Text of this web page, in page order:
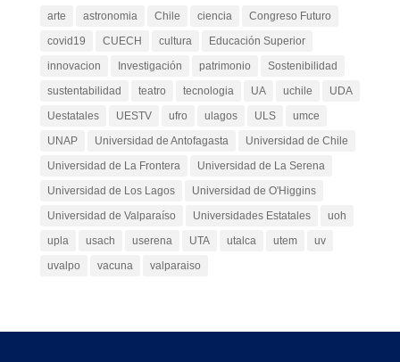
arte astronomia Chile ciencia
Congreso Futuro
covid19
CUECH cultura
Educación Superior
innovacion
Investigación patrimonio
Sostenibilidad
sustentabilidad
teatro tecnologia UA uchile
UDA
Uestatales
UESTV ufro ulagos ULS
umce
UNAP
Universidad de Antofagasta
Universidad de Chile
Universidad de La Frontera
Universidad de La Serena
Universidad de Los Lagos
Universidad de O'Higgins
Universidad de Valparaíso
Universidades Estatales
uoh
upla
usach userena UTA utalca utem
uv
uvalpo
vacuna valparaiso